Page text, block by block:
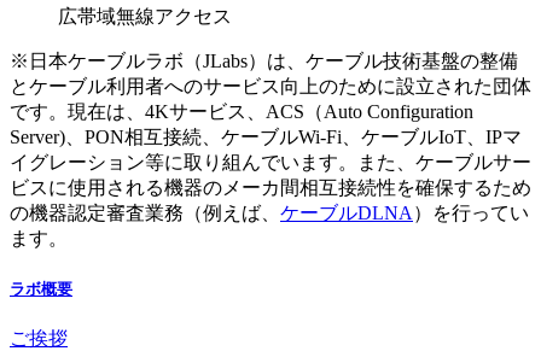
広帯域無線アクセス
※日本ケーブルラボ（JLabs）は、ケーブル技術基盤の整備
とケーブル利用者へのサービス向上のために設立された団体
です。現在は、4Kサービス、ACS（Auto Configuration
Server)、PON相互接続、ケーブルWi-Fi、ケーブルIoT、IPマ
イグレーション等に取り組んでいます。また、ケーブルサー
ビスに使用される機器のメーカ間相互接続性を確保するため
の機器認定審査業務（例えば、 ケーブルDLNA ）を行ってい
ます。
ラボ概要
ご挨拶